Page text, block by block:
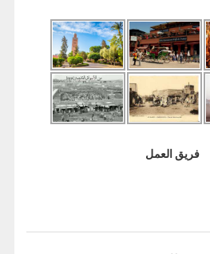
فريق العمل